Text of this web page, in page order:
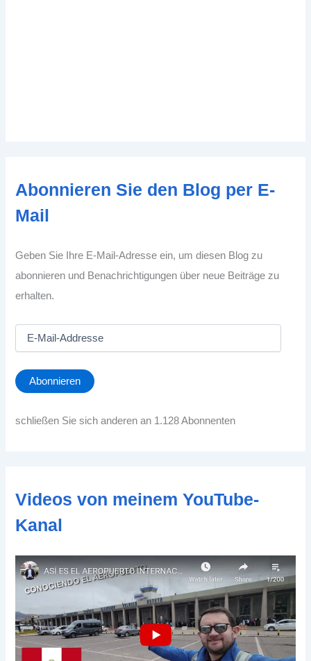
Abonnieren Sie den Blog per E-
Mail
Geben Sie Ihre E-Mail-Adresse ein, um diesen Blog zu
abonnieren und Benachrichtigungen über neue Beiträge zu
erhalten.
a
i
A
s
e
Abonnieren
schließen Sie sich anderen an 1.128 Abonnenten
Videos von meinem YouTube-
Kanal